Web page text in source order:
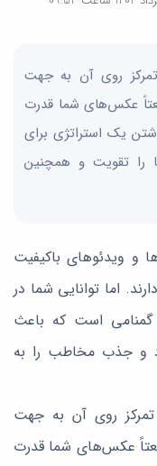
روی آن به جهت
عکس‌های شما قدرت
یک استراتژی برای
را تقویت و همچنین
و ویدئوهای باکیفیت
اما توانایی شما در
گمنامی است که باعث
و جذب مخاطب را به
روی آن به جهت
عکس‌های شما قدرت